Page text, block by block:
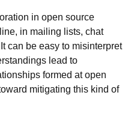
in open source
in mailing lists, chat
can be easy to misinterpret
lead to
formed at open
mitigating this kind of